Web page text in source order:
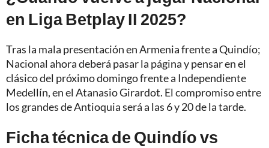
en Liga Betplay II 2025?
Tras la mala presentación en Armenia frente a Quindío;
Nacional ahora deberá pasar la página y pensar en el
clásico del próximo domingo frente a Independiente
Medellín, en el Atanasio Girardot. El compromiso entre
los grandes de Antioquia será a las 6 y 20 de la tarde.
Ficha técnica de Quindío vs